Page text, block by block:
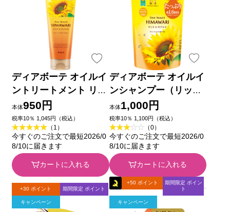
ディアボーテ オイルイ
ントリートメント リッ
チ＆リペア ２００ｇ
クラシエホームプロダ
クツ
本体950円
税率10％ 1,045円（税込）
（1）
今すぐのご注文で最短2026/0
8/10に届きます
カートに入れる
ディアボーテ オイルイ
ンシャンプー（リッチ
＆リペア）詰替用１．
６回分 ６６０ｍＬ ク
ラシエホームプロダク
ツ
本体1,000円
税率10％ 1,100円（税込）
（0）
今すぐのご注文で最短2026/0
8/10に届きます
カートに入れる
+30 ポイント 期間限定 ポイント
キャンペーン
+50 ポイント
期間限定 ポイン
ト
キャンペーン